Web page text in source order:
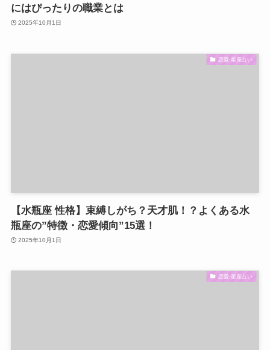
にはぴったりの職業とは
2025年10月1日
恋愛-星座占い
【水瓶座 性格】束縛しがち？天才肌！？よくある水
瓶座の”特徴・恋愛傾向”15選！
2025年10月1日
恋愛-星座占い